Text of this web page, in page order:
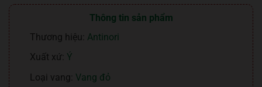
Thông tin sản phẩm
Thương hiệu: Antinori
Xuất xứ: Ý
Loại vang: Vang đỏ